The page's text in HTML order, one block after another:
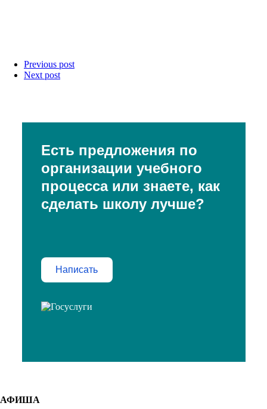
Previous post
Next post
Есть предложения по
организации учебного
процесса или знаете, как
сделать школу лучше?
Написать
АФИША